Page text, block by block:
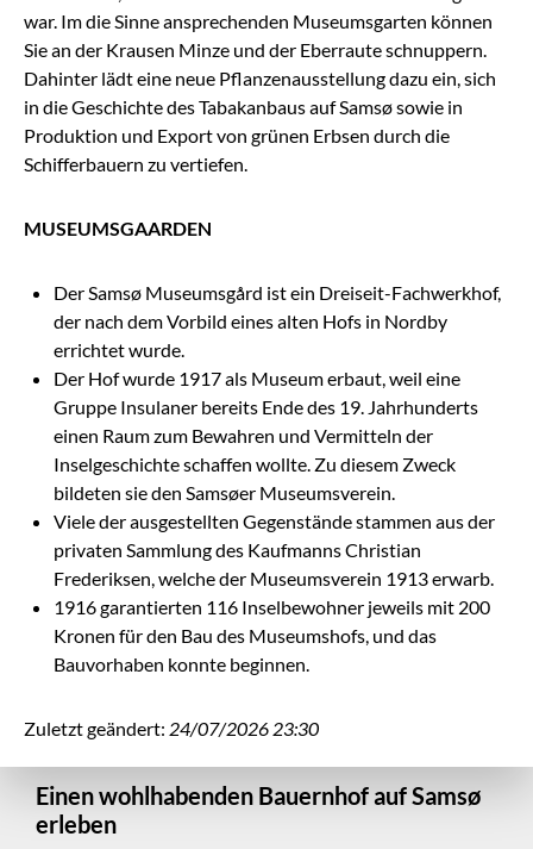
war. Im die Sinne ansprechenden Museumsgarten können
Sie an der Krausen Minze und der Eberraute schnuppern.
Dahinter lädt eine neue Pflanzenausstellung dazu ein, sich
in die Geschichte des Tabakanbaus auf Samsø sowie in
Produktion und Export von grünen Erbsen durch die
Schifferbauern zu vertiefen.
MUSEUMSGAARDEN
Der Samsø Museumsgård ist ein Dreiseit-Fachwerkhof,
der nach dem Vorbild eines alten Hofs in Nordby
errichtet wurde.
Der Hof wurde 1917 als Museum erbaut, weil eine
Gruppe Insulaner bereits Ende des 19. Jahrhunderts
einen Raum zum Bewahren und Vermitteln der
Inselgeschichte schaffen wollte. Zu diesem Zweck
bildeten sie den Samsøer Museumsverein.
Viele der ausgestellten Gegenstände stammen aus der
privaten Sammlung des Kaufmanns Christian
Frederiksen, welche der Museumsverein 1913 erwarb.
1916 garantierten 116 Inselbewohner jeweils mit 200
Kronen für den Bau des Museumshofs, und das
Bauvorhaben konnte beginnen.
Zuletzt geändert: 24/07/2026 23:30
Einen wohlhabenden Bauernhof auf Samsø
erleben